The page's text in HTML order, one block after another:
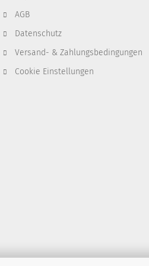
AGB
Datenschutz
Versand- & Zahlungsbedingungen
Cookie Einstellungen